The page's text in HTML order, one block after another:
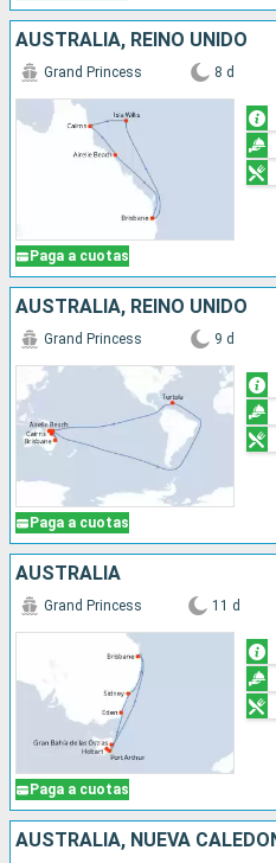
AUSTRALIA, REINO UNIDO
Paga a cuotas
Grand Princess 8 d
AUSTRALIA, REINO UNIDO
Paga a cuotas
Grand Princess 9 d
AUSTRALIA
Paga a cuotas
Grand Princess 11 d